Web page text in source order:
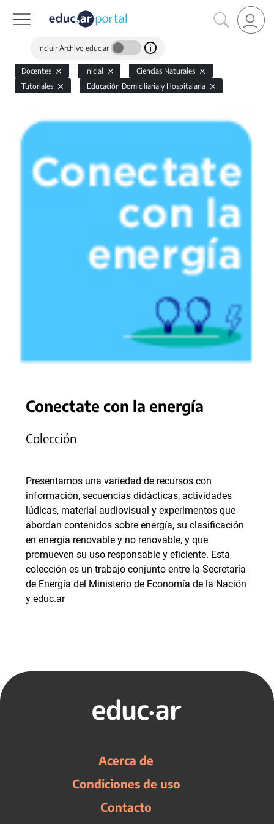
Incluir Archivo educ.ar
Docentes Inicial
Ciencias Naturales
Tutoriales
Educación Domiciliaria y Hospitalaria
Conectate con la energía
Colección
Presentamos una variedad de recursos con
información, secuencias didácticas, actividades
lúdicas, material audiovisual y experimentos que
abordan contenidos sobre energía, su clasificación
en energía renovable y no renovable, y que
promueven su uso responsable y eficiente. Esta
colección es un trabajo conjunto entre la Secretaría
de Energía del Ministerio de Economía de la Nación
y educ.ar
Acerca de
Condiciones de uso
Contacto